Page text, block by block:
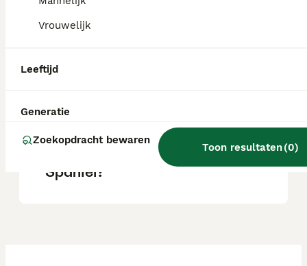
Vrouwelijk
Leeftijd
Generatie
Zoekopdracht bewaren
Toon resultaten(0)
Wat is het karakter van een
Hoe oud wordt een Japanse
Spaniel?